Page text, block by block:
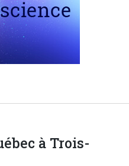
à Trois-